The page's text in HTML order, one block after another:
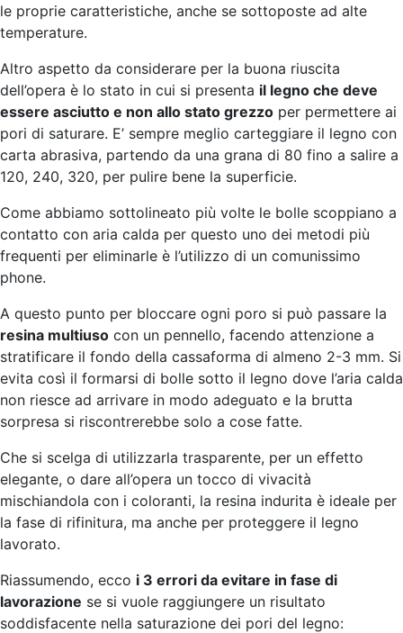
le proprie caratteristiche, anche se sottoposte ad alte
temperature.
Altro aspetto da considerare per la buona riuscita
dell’opera è lo stato in cui si presenta il legno che deve
essere asciutto e non allo stato grezzo per permettere ai
pori di saturare. E’ sempre meglio carteggiare il legno con
carta abrasiva, partendo da una grana di 80 fino a salire a
120, 240, 320, per pulire bene la superficie.
Come abbiamo sottolineato più volte le bolle scoppiano a
contatto con aria calda per questo uno dei metodi più
frequenti per eliminarle è l’utilizzo di un comunissimo
phone.
A questo punto per bloccare ogni poro si può passare la
resina multiuso con un pennello, facendo attenzione a
stratificare il fondo della cassaforma di almeno 2-3 mm. Si
evita così il formarsi di bolle sotto il legno dove l’aria calda
non riesce ad arrivare in modo adeguato e la brutta
sorpresa si riscontrerebbe solo a cose fatte.
Che si scelga di utilizzarla trasparente, per un effetto
elegante, o dare all’opera un tocco di vivacità
mischiandola con i coloranti, la resina indurita è ideale per
la fase di rifinitura, ma anche per proteggere il legno
lavorato.
Riassumendo, ecco i 3 errori da evitare in fase di
lavorazione se si vuole raggiungere un risultato
soddisfacente nella saturazione dei pori del legno: